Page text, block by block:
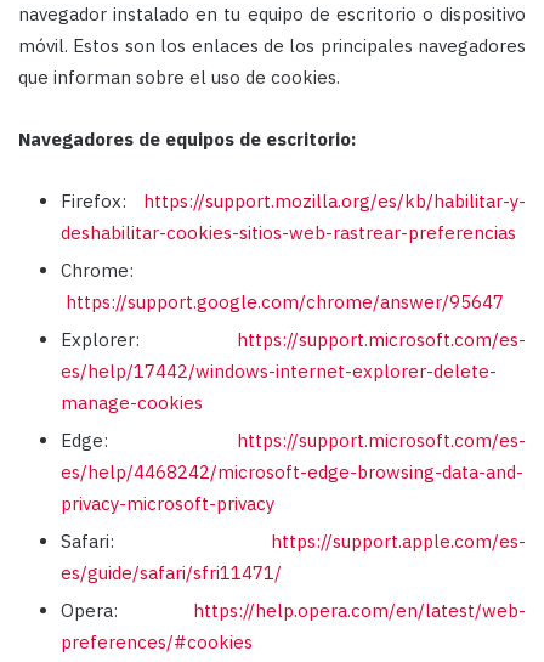
navegador instalado en tu equipo de escritorio o dispositivo
móvil. Estos son los enlaces de los principales navegadores
que informan sobre el uso de cookies.
Navegadores de equipos de escritorio:
Firefox:​ https://support.mozilla.org/es/kb/habilitar-y-
deshabilitar-cookies-sitios-web-rastrear-preferencias
Chrome:​
https://support.google.com/chrome/answer/95647
Explorer: https://support.microsoft.com/es-
es/help/17442/windows-internet-explorer-delete-
manage-cookies
Edge: https://support.microsoft.com/es-
es/help/4468242/microsoft-edge-browsing-data-and-
privacy-microsoft-privacy
Safari: https://support.apple.com/es-
es/guide/safari/sfri11471/
Opera: ​ https://help.opera.com/en/latest/web-
preferences/#cookies